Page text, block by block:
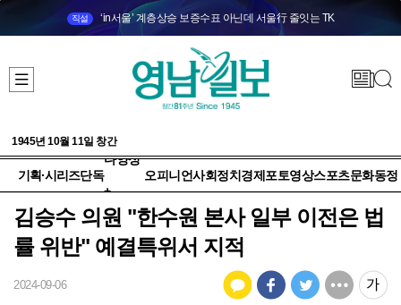
직설 ‘in서울’ 계층상승 보증수표 아닌데 서울行 줄잇는 TK
1945년 10월 11일 창간
기획·시리즈단독
다양성
+
오피니언사회정치 경제 포토영상스포츠문화동정
김승수 의원 "한수원 본사 일부 이전은 법
률 위반" 예결특위서 지적
2024-09-06